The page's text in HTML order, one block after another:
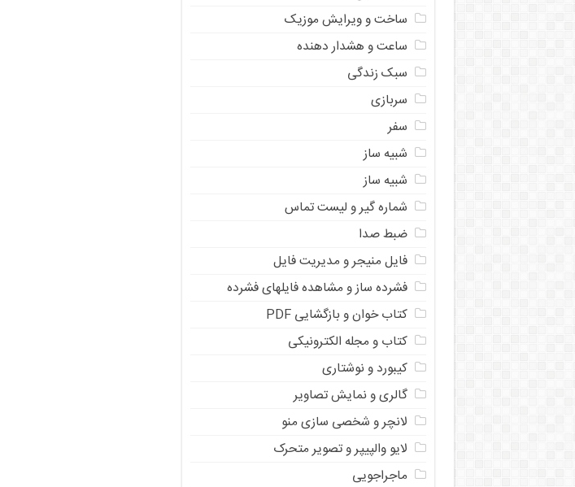
ساخت و ویرایش موزیک
ساعت و هشدار دهنده
سبک زندگی
سربازی
سفر
شبیه ساز
شبیه ساز
شماره گیر و لیست تماس
ضبط صدا
فایل منیجر و مدیریت فایل
فشرده ساز و مشاهده فایلهای فشرده
کتاب خوان و بازگشایی PDF
کتاب و مجله الکترونیکی
کیبورد و نوشتاری
گالری و نمایش تصاویر
لانچر و شخصی سازی منو
لایو والپیپر و تصویر متحرک
ماجراجویی